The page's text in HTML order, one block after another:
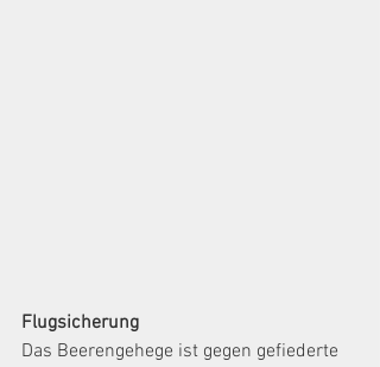
Flugsicherung
Das Beerengehege ist gegen gefiederte